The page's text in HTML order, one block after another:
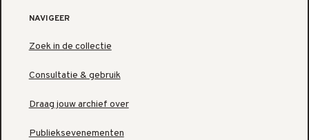
NAVIGEER
Zoek in de collectie
Consultatie & gebruik
Draag jouw archief over
Publieksevenementen